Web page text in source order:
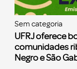
Sem categoria
UFRJ oferece
comunidades
Negro e São